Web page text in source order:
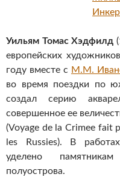
Уильям Томас Хэдфилд
европейских
году вместе с М.М.
во время поездки по
создал серию
совершенное ее
(Voyage de la Crimee fait
les Russies). В
уделено
полуострова.